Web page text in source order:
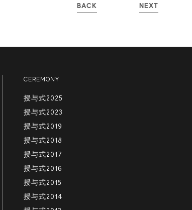
BACK NEXT
CEREMONY
授与式2025
授与式2023
授与式2019
授与式2018
授与式2017
授与式2016
授与式2015
授与式2014